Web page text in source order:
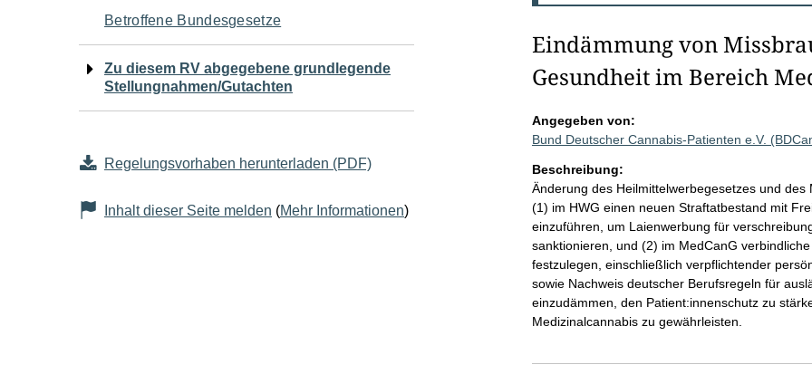
Seiteninhalt
Betroffene Bundesgesetze
Zu diesem RV abgegebene grundlegende
Stellungnahmen/Gutachten
Regelungsvorhaben herunterladen (PDF)
Inhalt dieser Seite melden (Mehr Informationen)
Eindämmung von
Gesundheit im Bereich
Angegeben von:
Bund Deutscher Cannabis-Patienten e.V.
Beschreibung:
Änderung des Heilmittelwerbegesetzes und
(1) im HWG einen neuen Straftatbestand mit
einzuführen, um Laienwerbung für
sanktionieren, und (2) im MedCanG
festzulegen, einschließlich verpflichtender
sowie Nachweis deutscher Berufsregeln für
einzudämmen, den Patient:innenschutz zu
Medizinalcannabis zu gewährleisten.